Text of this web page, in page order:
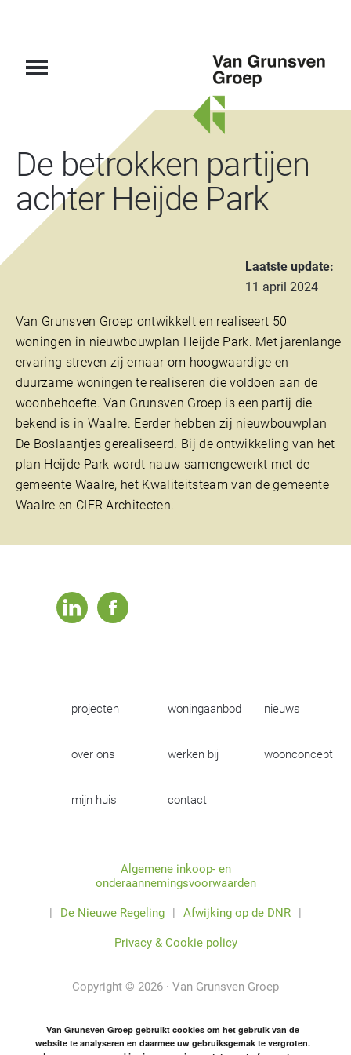
Grunsven
Groep
De betrokken partijen
achter Heijde Park
Laatste update:
11 april 2024
Van Grunsven Groep ontwikkelt en realiseert 50
woningen in nieuwbouwplan Heijde Park. Met jarenlange
ervaring streven zij ernaar om hoogwaardige en
duurzame woningen te realiseren die voldoen aan de
woonbehoefte. Van Grunsven Groep is een partij die
bekend is in Waalre. Eerder hebben zij nieuwbouwplan
De Boslaantjes gerealiseerd. Bij de ontwikkeling van het
plan Heijde Park wordt nauw samengewerkt met de
gemeente Waalre, het Kwaliteitsteam van de gemeente
Waalre en CIER Architecten.
linkedinfacebook
projecten woningaanbod nieuws
over ons werken bij woonconcept
mijn huis contact
Algemene inkoop- en
onderaannemingsvoorwaarden
| De Nieuwe Regeling | Afwijking op de DNR |
Privacy & Cookie policy
Copyright © 2026 · Van Grunsven Groep
Van Grunsven Groep gebruikt cookies om het gebruik van de
website te analyseren en daarmee uw gebruiksgemak te vergroten.